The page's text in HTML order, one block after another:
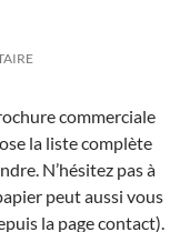
commerciale
la liste complète
N’hésitez pas à
peut aussi vous
la page contact).